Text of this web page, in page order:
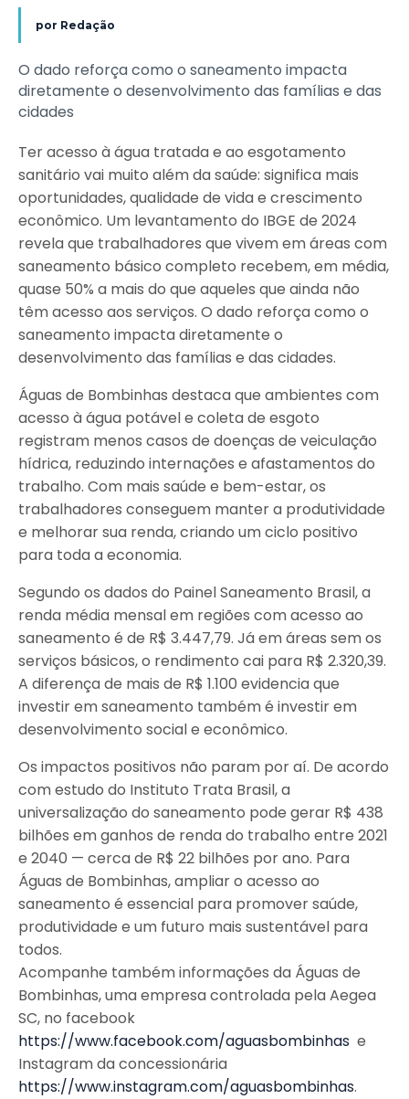
por Redação
O dado reforça como o saneamento impacta
diretamente o desenvolvimento das famílias e das
cidades
Ter acesso à água tratada e ao esgotamento
sanitário vai muito além da saúde: significa mais
oportunidades, qualidade de vida e crescimento
econômico. Um levantamento do IBGE de 2024
revela que trabalhadores que vivem em áreas com
saneamento básico completo recebem, em média,
quase 50% a mais do que aqueles que ainda não
têm acesso aos serviços. O dado reforça como o
saneamento impacta diretamente o
desenvolvimento das famílias e das cidades.
Águas de Bombinhas destaca que ambientes com
acesso à água potável e coleta de esgoto
registram menos casos de doenças de veiculação
hídrica, reduzindo internações e afastamentos do
trabalho. Com mais saúde e bem-estar, os
trabalhadores conseguem manter a produtividade
e melhorar sua renda, criando um ciclo positivo
para toda a economia.
Segundo os dados do Painel Saneamento Brasil, a
renda média mensal em regiões com acesso ao
saneamento é de R$ 3.447,79. Já em áreas sem os
serviços básicos, o rendimento cai para R$ 2.320,39.
A diferença de mais de R$ 1.100 evidencia que
investir em saneamento também é investir em
desenvolvimento social e econômico.
Os impactos positivos não param por aí. De acordo
com estudo do Instituto Trata Brasil, a
universalização do saneamento pode gerar R$ 438
bilhões em ganhos de renda do trabalho entre 2021
e 2040 — cerca de R$ 22 bilhões por ano. Para
Águas de Bombinhas, ampliar o acesso ao
saneamento é essencial para promover saúde,
produtividade e um futuro mais sustentável para
todos.
Acompanhe também informações da Águas de
Bombinhas, uma empresa controlada pela Aegea
SC, no facebook
https://www.facebook.com/aguasbombinhas e
Instagram da concessionária
https://www.instagram.com/aguasbombinhas.